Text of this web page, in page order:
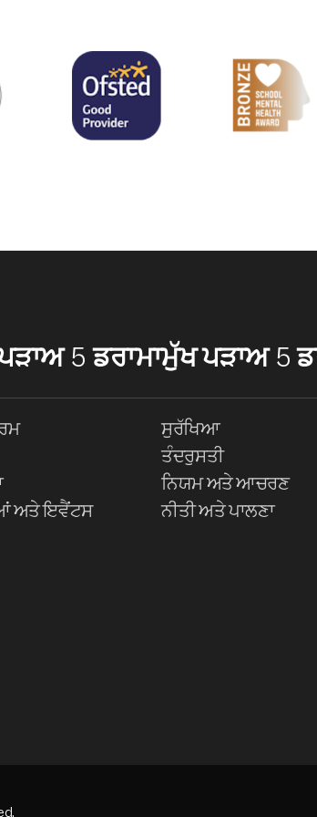
5 ਡਰਾਮਾ
ਅਤੇ ਇਵੈਂਟਸ
ਮੁੱਖ ਪੜਾਅ 5
ਸੁਰੱਖਿਆ
ਤੰਦਰੁਸਤੀ
ਨਿਯਮ ਅਤੇ ਆਚਰਣ
ਨੀਤੀ ਅਤੇ ਪਾਲਣਾ